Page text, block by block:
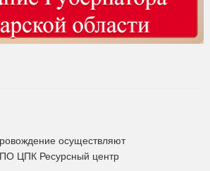
осуществляют
ЦПК Ресурсный центр